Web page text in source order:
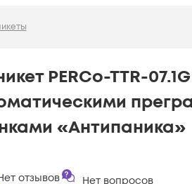
База знаний
Конфигураторы
PERCo-TTR-
«Антипаника»
отзывов Нет вопросов